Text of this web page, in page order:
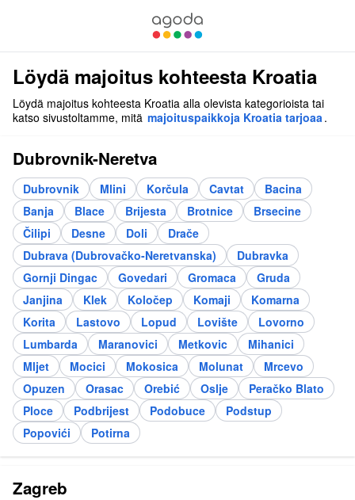
Löydä majoitus kohteesta Kroatia
Löydä majoitus kohteesta Kroatia alla olevista kategorioista tai
katso sivustoltamme, mitä majoituspaikkoja Kroatia tarjoaa .
Dubrovnik-Neretva
Dubrovnik Mlini Korčula Cavtat
Bacina
Banja
Blace Brijesta Brotnice
Brsecine
Čilipi
Desne Doli
Drače
Dubrava (Dubrovačko-Neretvanska)
Dubravka
Gornji Dingac
Govedari Gromaca
Gruda
Janjina
Klek Koločep Komaji
Komarna
Korita
Lastovo Lopud Lovište
Lovorno
Lumbarda
Maranovici Metkovic
Mihanici
Mljet
Mocici Mokosica Molunat
Mrcevo
Opuzen
Orasac Orebić Oslje
Peračko Blato
Ploce
Podbrijest Podobuce
Podstup
Popovići
Potirna
Zagreb